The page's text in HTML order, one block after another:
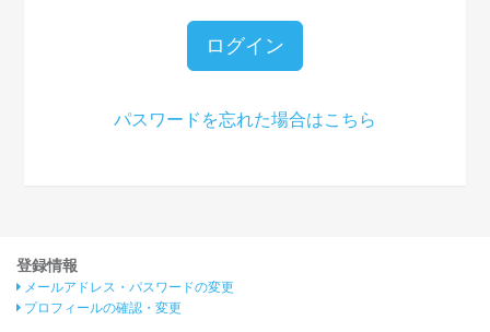
ログイン
パスワードを忘れた場合はこちら
登録情報
メールアドレス・パスワードの変更
プロフィールの確認・変更